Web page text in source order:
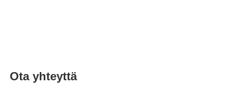
Ota yhteyttä